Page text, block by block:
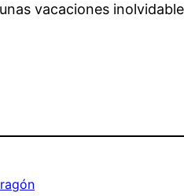
vacaciones